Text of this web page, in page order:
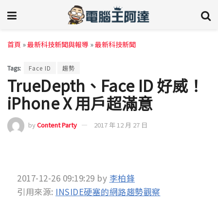
首頁 »最新科技新聞與報導 »最新科技新聞
Tags: Face ID 趨勢
TrueDepth、Face ID 好威！
iPhone X 用戶超滿意
byContent Party 2017 年 12 月 27 日
2017-12-26 09:19:29 by 李柏鋒
引用來源: INSIDE硬塞的網路趨勢觀察